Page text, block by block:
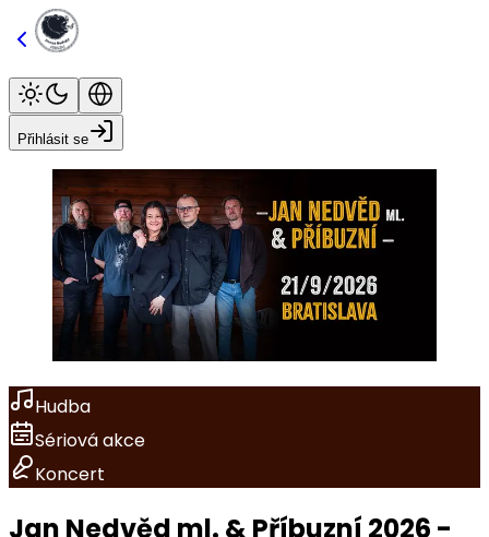
Přihlásit se
Hudba
Sériová akce
Koncert
Jan Nedvěd ml. & Příbuzní 2026 -